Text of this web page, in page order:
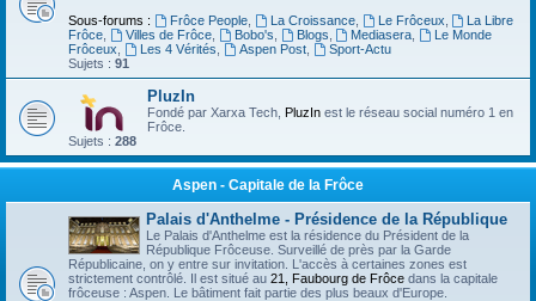
Sous-forums :
Frôce People, La Croissance, Le Frôceux
La Libre
Frôce
Villes de Frôce, Bobo's Blogs Mediasera
Le Monde
Frôceux
Les 4 Vérités Aspen Post,
Sport-Actu
Sujets : 91
PluzIn
Fondé par Xarxa Tech, PluzIn est le réseau social numéro 1 en
Frôce.
Sujets : 288
Aspen - Capitale de la Frôce
Palais d'Anthelme - Présidence de la République
Le Palais d'Anthelme est la résidence du Président de la
République Frôceuse. Surveillé de près par la Garde
Républicaine, on y entre sur invitation. L'accès à certaines zones est
strictement contrôlé. Il est situé au 21, Faubourg de Frôce dans la capitale
frôceuse : Aspen. Le bâtiment fait partie des plus beaux d'Europe.